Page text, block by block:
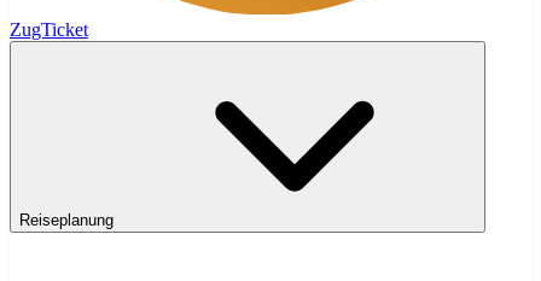
ZugTicket
Reiseplanung